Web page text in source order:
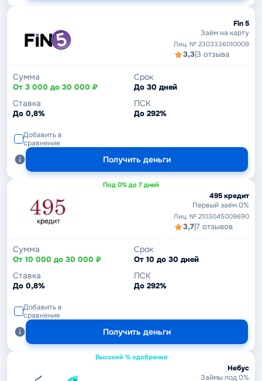
Fin 5
Заём на карту
Лиц. № 2303336010009
3,3|3 отзыва
Сумма
От 3 000 до 30 000 ₽
Срок
До 30 дней
Ставка
До 0,8%
ПСК
До 292%
Добавить в
сравнение
Получить деньги
Под 0% до 7 дней
495 кредит
Первый заём 0%
Лиц. № 2103045009690
3,7|7 отзывов
Сумма
От 10 000 до 30 000 ₽
Срок
От 10 до 30 дней
Ставка
До 0,8%
ПСК
До 292%
Добавить в
сравнение
Получить деньги
Высокий % одобрения
Небус
Займы под 0%